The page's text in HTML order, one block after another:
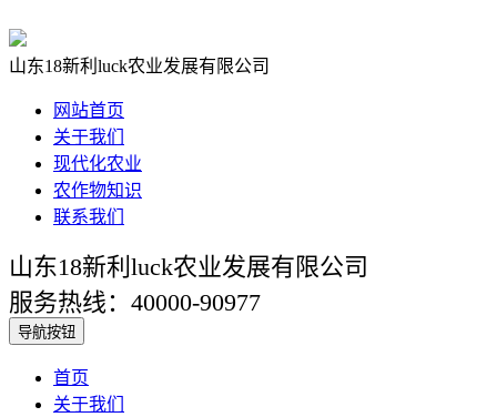
山东18新利luck农业发展有限公司
网站首页
关于我们
现代化农业
农作物知识
联系我们
山东18新利luck农业发展有限公司
服务热线：40000-90977
导航按钮
首页
关于我们